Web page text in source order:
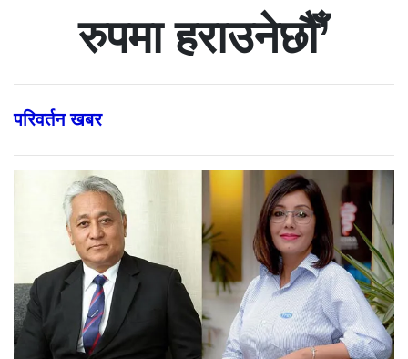
रुपमा हराउनेछौँ’
परिवर्तन खबर